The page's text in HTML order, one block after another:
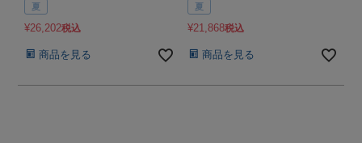
夏
¥26,202税込
商品を見る
夏
¥21,868税込
商品を見る